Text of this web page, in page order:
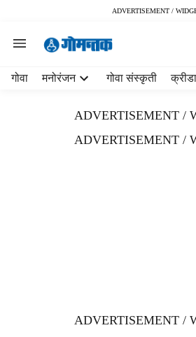
ADVERTISEMENT /
गोवा मनोरंजन गोवा संस्कृती क्रीडा
ADVERTISEMENT /
ADVERTISEMENT /
ADVERTISEMENT /